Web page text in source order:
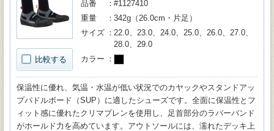
比較する
品番
#1127410
重量
342g（26.0cm・片足）
サイズ
22.0、23.0、24.0、25.0、26.0、27.0、
28.0、29.0
カラー
保温性に優れ、気温・水温が低い状況でのカヤックやスタンドアッ
プパドルボード（SUP）に適したシューズです。全面に保温性とフ
ィット感に優れたクリマプレンを使用し、足首部分のラバーバンド
がホールド力を高めています。アウトソールには、濡れたデッキ上